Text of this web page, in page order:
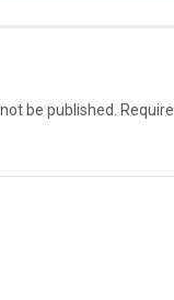
be published.